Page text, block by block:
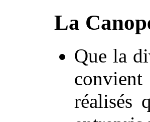
La
Que la
réalisés